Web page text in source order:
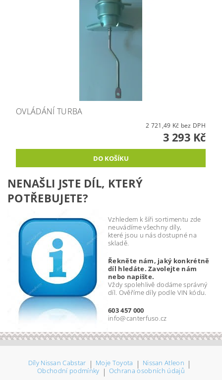
OVLÁDÁNÍ TURBA
2 721,49 Kč bez DPH
3 293 Kč
NENAŠLI JSTE DÍL, KTERÝ
POTŘEBUJETE?
Vzhledem k šíři sortimentu zde
neuvádíme všechny díly,
které jsou u nás dostupné na
skladě.
Řekněte nám, jaký konkrétně
díl hledáte. Zavolejte nám
nebo napište.
Vždy spolehlivě dodáme správný
díl. Ověříme díly podle VIN kódu.
603 457 000
info@canterfuso.cz
Díly Nissan Cabstar | Moje Toyota | Nissan Atleon |
Obchodní podmínky | Ochrana osobních údajů